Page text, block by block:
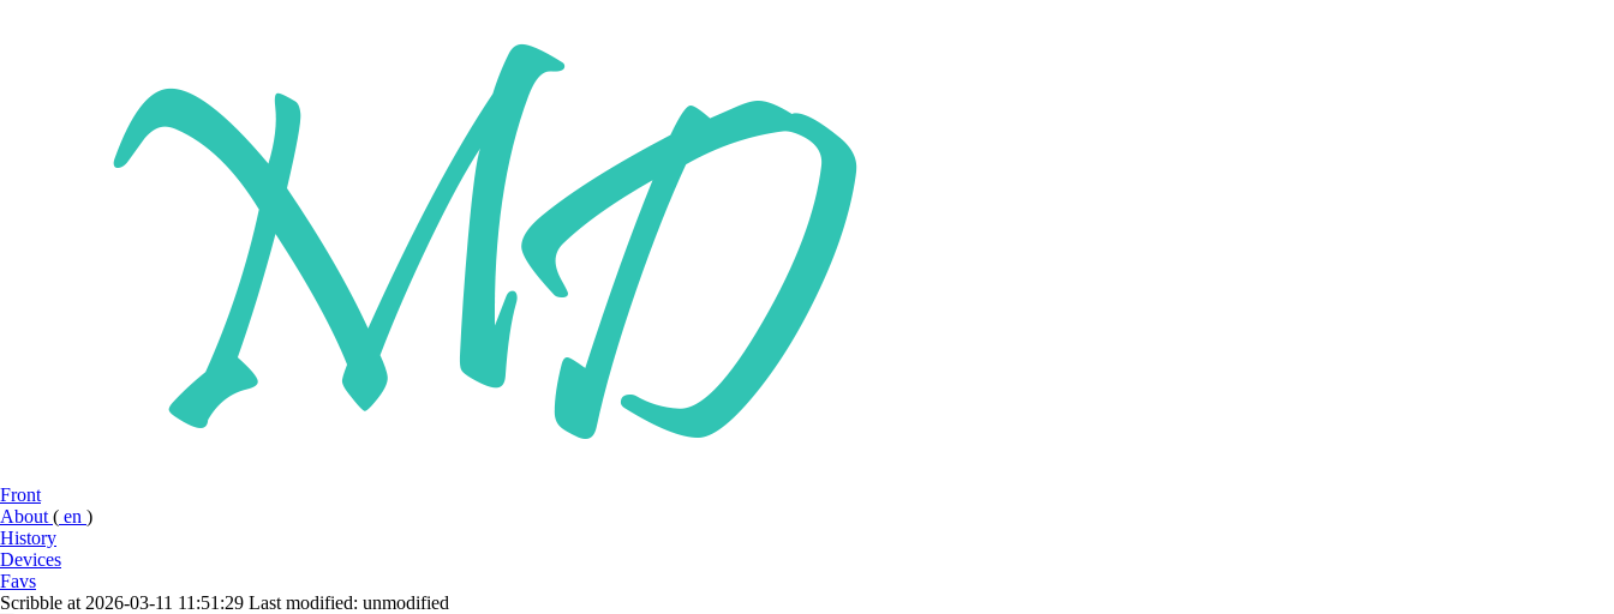
Front
About ( en )
History
Devices
Favs
Scribble at 2026-03-11 11:51:29 Last modified: unmodified